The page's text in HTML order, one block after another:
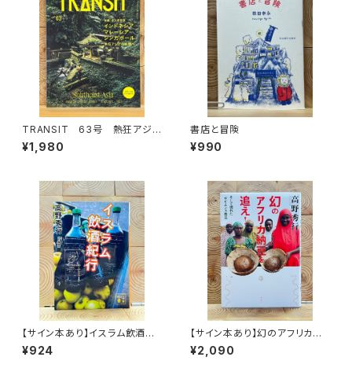
TRANSIT 63号 熱狂アジア
の秘境へ
¥1,980
書店と冒険
¥990
【サイン本あり】イスラム飲酒紀
行
¥924
【サイン本あり】幻のアフリカ納
豆を追え！
¥2,090